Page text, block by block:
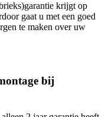
krijgt op
gaat u met een goed
te maken over uw
bij